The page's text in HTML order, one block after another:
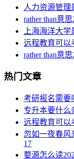
人力资源管理
rather than意思
上海海洋大
远程教育可以
rather than意思
热门文章
考研报名需要
专升本要什么
远程教育可以
忽如一夜春风
17
婺源怎么读